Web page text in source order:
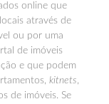
online que
através de
ou por uma
de imóveis
e que podem
kitnets,
de imóveis. Se